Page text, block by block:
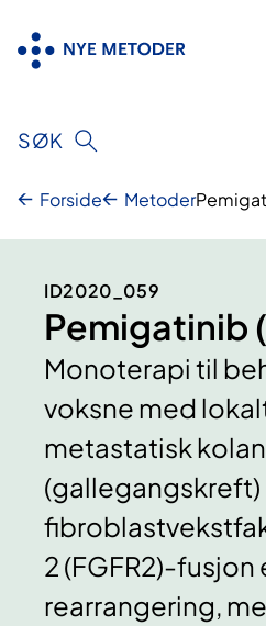
innhold
SØK
Forside Metoder
ID2020_059
Pemigatinib
Monoterapi til
voksne med
metastatisk
(gallegangskreft)
2 (FGFR2)-fusjon
rearrangering,